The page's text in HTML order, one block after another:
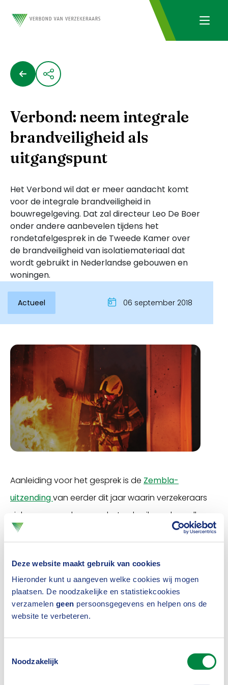
Deze website maakt gebruik van cookies
Hieronder kunt u aangeven welke cookies wij mogen
plaatsen. De noodzakelijke en statistiekcookies
verzamelen geen persoonsgegevens en helpen ons de
website te verbeteren.
Noodzakelijk
Inloggen
Verbond: neem integrale
brandveiligheid als
uitgangspunt
Het Verbond wil dat er meer aandacht komt
voor de integrale brandveiligheid in
bouwregelgeving. Dat zal directeur Leo De Boer
onder andere aanbevelen tijdens het
rondetafelgesprek in de Tweede Kamer over
de brandveiligheid van isolatiemateriaal dat
wordt gebruikt in Nederlandse gebouwen en
woningen.
Actueel 06 september 2018
Aanleiding voor het gesprek is de Zembla-
uitzendingvan eerder dit jaar waarin verzekeraars
zich zorgen maken over het gebruik van brandbare
isolatiematerialen. Verzekeraars zien in de praktijk
markt op grote schaal in de bouw worden
toegepast. Ook in de woningbouw zien
verzekeraars dat veel dakconstructies voorzien zijn
van brandbare isolatie. Verzekeraars komen vaak
pas in beeld als het materiaal al in een gebouw of